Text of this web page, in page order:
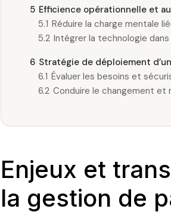
5 Efficience opérationnelle et
5.1 Réduire la charge mentale
5.2 Intégrer la technologie
6 Stratégie de déploiement
6.1 Évaluer les besoins et
6.2 Conduire le changement et
Enjeux et
la gestion de